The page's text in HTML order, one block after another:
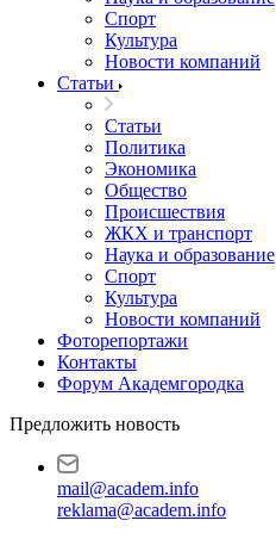
Спорт
Культура
Новости компаний
Статьи
Статьи
Политика
Экономика
Общество
Происшествия
ЖКХ и транспорт
Наука и образование
Спорт
Культура
Новости компаний
Фоторепортажи
Контакты
Форум Академгородка
Предложить новость
mail@academ.info
reklama@academ.info